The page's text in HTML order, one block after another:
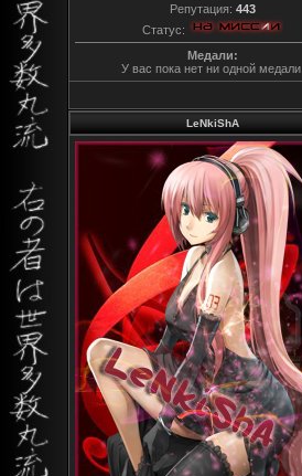
Репутация: 443
Статус:
Медали:
У вас пока нет ни одной медали.
LeNkiShA